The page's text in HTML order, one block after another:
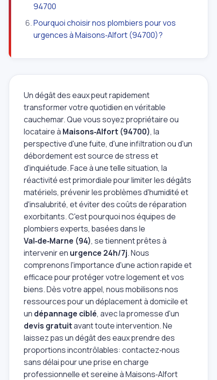
94700
Pourquoi choisir nos plombiers pour vos
urgences à Maisons‑Alfort (94700)?
Un dégât des eaux peut rapidement
transformer votre quotidien en véritable
cauchemar. Que vous soyez propriétaire ou
locataire à Maisons‑Alfort (94700), la
perspective d'une fuite, d'une infiltration ou d'un
débordement est source de stress et
d'inquiétude. Face à une telle situation, la
réactivité est primordiale pour limiter les dégâts
matériels, prévenir les problèmes d'humidité et
d'insalubrité, et éviter des coûts de réparation
exorbitants. C'est pourquoi nos équipes de
plombiers experts, basées dans le
Val‑de‑Marne (94), se tiennent prêtes à
intervenir en urgence 24h/7j. Nous
comprenons l'importance d'une action rapide et
efficace pour protéger votre logement et vos
biens. Dès votre appel, nous mobilisons nos
ressources pour un déplacement à domicile et
un dépannage ciblé, avec la promesse d'un
devis gratuitavant toute intervention. Ne
laissez pas un dégât des eaux prendre des
proportions incontrôlables: contactez‑nous
sans délai pour une prise en charge
professionnelle et sereine à Maisons‑Alfort